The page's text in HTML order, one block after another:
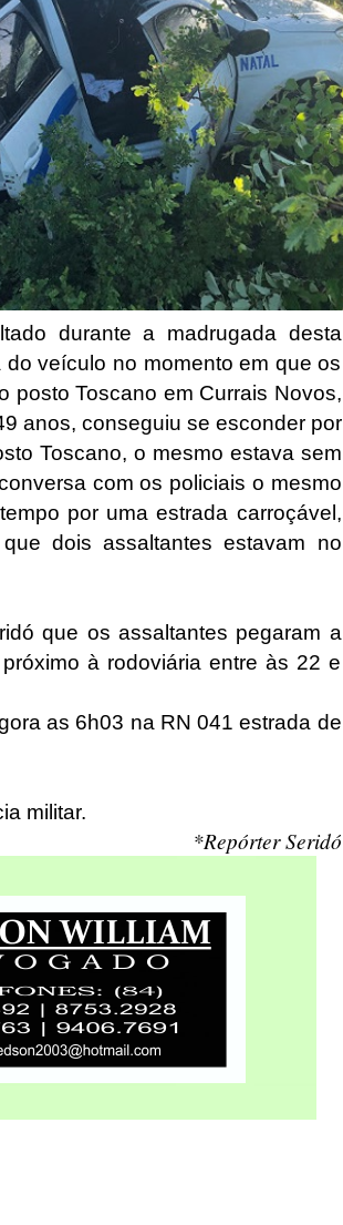
durante a madrugada desta
veículo no momento em que os
posto Toscano em Currais Novos,
anos, conseguiu se esconder por
Toscano, o mesmo estava sem
com os policiais o mesmo
por uma estrada carroçável,
dois assaltantes estavam no
que os assaltantes pegaram a
à rodoviária entre às 22 e
as 6h03 na RN 041 estrada de
militar.
*Repórter Seridó